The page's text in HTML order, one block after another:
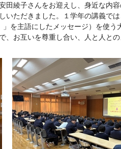
田綾子さんをお迎えし、身近な内
いただきました。１学年の講義で
を主語にしたメッセージ）を使
、お互いを尊重し合い、人と人と